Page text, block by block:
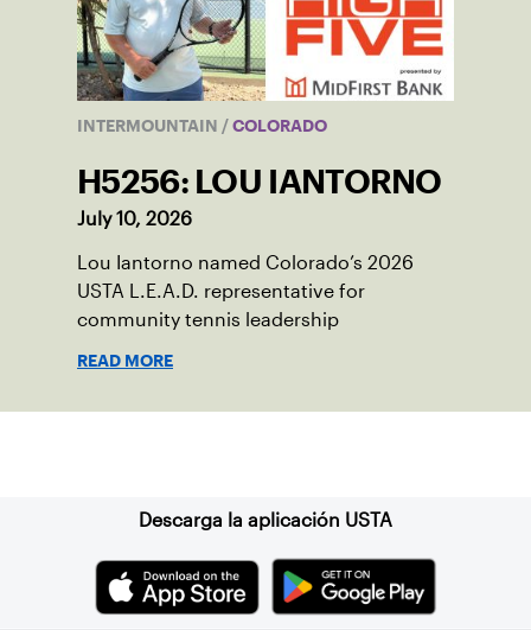
INTERMOUNTAIN / COLORADO
H5256: LOU IANTORNO
July 10, 2026
Lou Iantorno named Colorado’s 2026
USTA L.E.A.D. representative for
community tennis leadership
READ MORE
Descarga la aplicación USTA